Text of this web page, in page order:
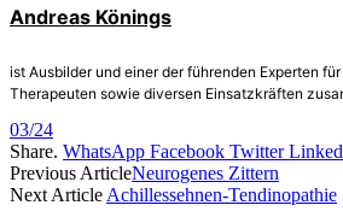
Andreas Könings
ist Ausbilder und einer der führenden Experten
Therapeuten sowie diversen Einsatzkräften
03/24
Share. WhatsApp Facebook Twitter
Previous ArticleNeurogenes Zittern
Next Article Achillessehnen-­Tendinopathie